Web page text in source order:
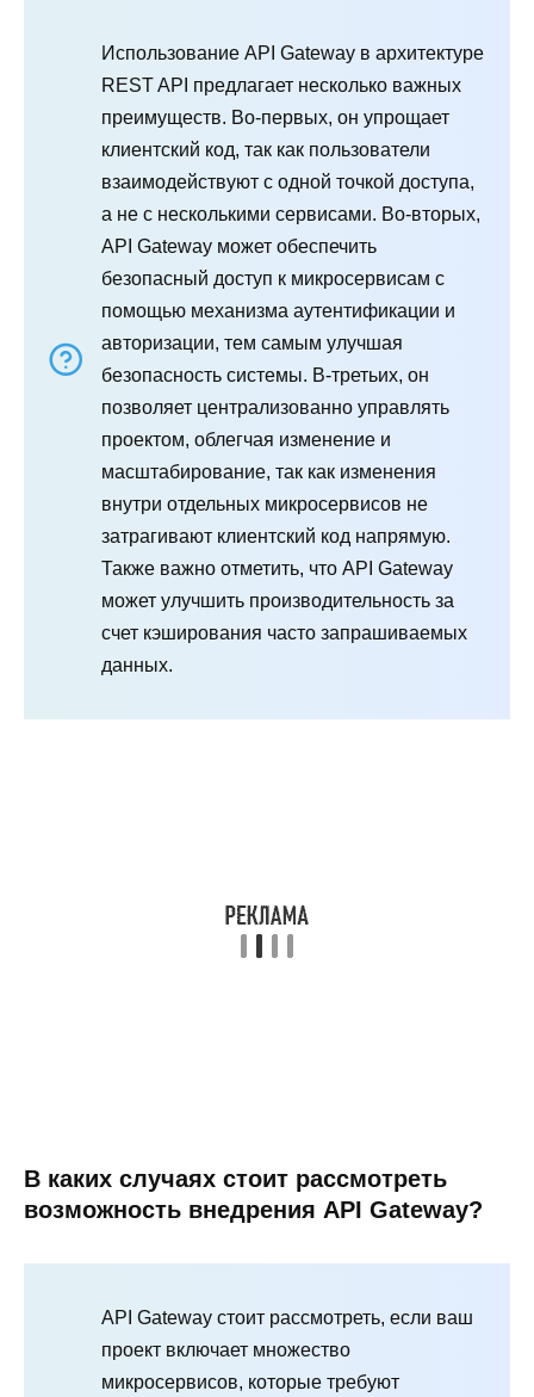
Использование API Gateway в архитектуре
REST API предлагает несколько важных
преимуществ. Во-первых, он упрощает
клиентский код, так как пользователи
взаимодействуют с одной точкой доступа,
а не с несколькими сервисами. Во-вторых,
API Gateway может обеспечить
безопасный доступ к микросервисам с
помощью механизма аутентификации и
авторизации, тем самым улучшая
безопасность системы. В-третьих, он
позволяет централизованно управлять
проектом, облегчая изменение и
масштабирование, так как изменения
внутри отдельных микросервисов не
затрагивают клиентский код напрямую.
Также важно отметить, что API Gateway
может улучшить производительность за
счет кэширования часто запрашиваемых
данных.
В каких случаях стоит рассмотреть
возможность внедрения API Gateway?
API Gateway стоит рассмотреть, если ваш
проект включает множество
микросервисов, которые требуют